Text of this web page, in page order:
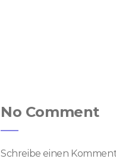
No Comment
Schreibe einen